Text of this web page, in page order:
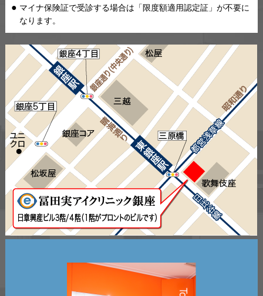
マイナ保険証で受診する場合は「限度額適用認定証」が不要に
なります。